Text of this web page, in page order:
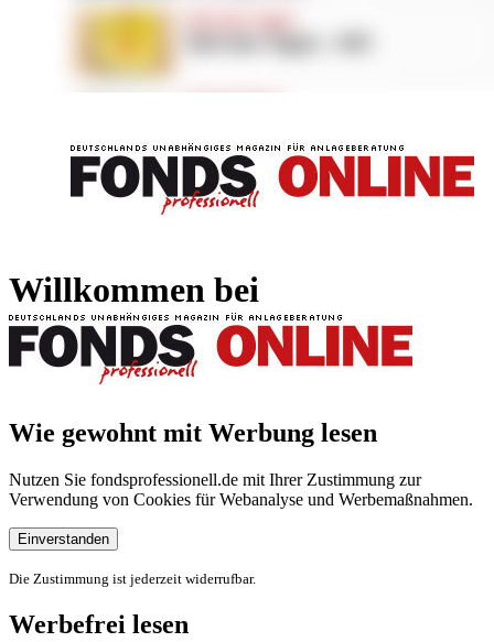
Willkommen bei
Wie gewohnt mit Werbung lesen
Nutzen Sie fondsprofessionell.de mit Ihrer Zustimmung zur
Verwendung von Cookies für Webanalyse und Werbemaßnahmen.
Einverstanden
Die Zustimmung ist jederzeit widerrufbar.
Werbefrei lesen